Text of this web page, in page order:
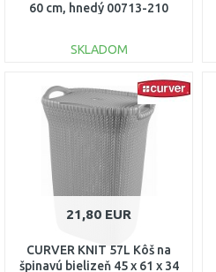
60 cm, hnedý 00713-210
SKLADOM
DO KOŠÍKA
Porovnať
21,80 EUR
CURVER KNIT 57L Kôš na
špinavú bielizeň 45 x 61 x 34